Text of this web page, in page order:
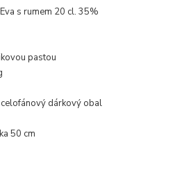
s rumem 20 cl. 35%
pastou
dárkový obal
50 cm